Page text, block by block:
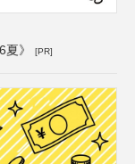
夏》 [PR]